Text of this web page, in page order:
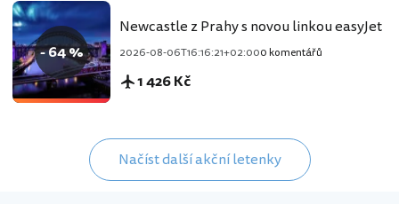
- 64 %
Newcastle z Prahy s novou linkou easyJet
2026-08-06T16:16:21+02:000 komentářů
1 426 Kč
Načíst další akční letenky